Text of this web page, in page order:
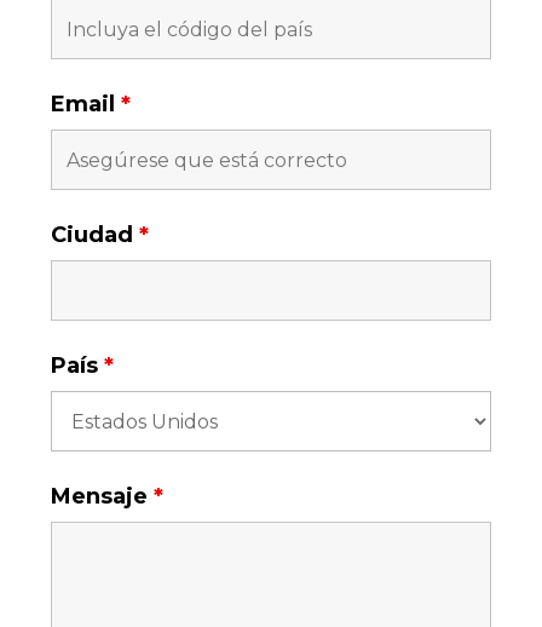
Email*
Ciudad*
País*
Mensaje*